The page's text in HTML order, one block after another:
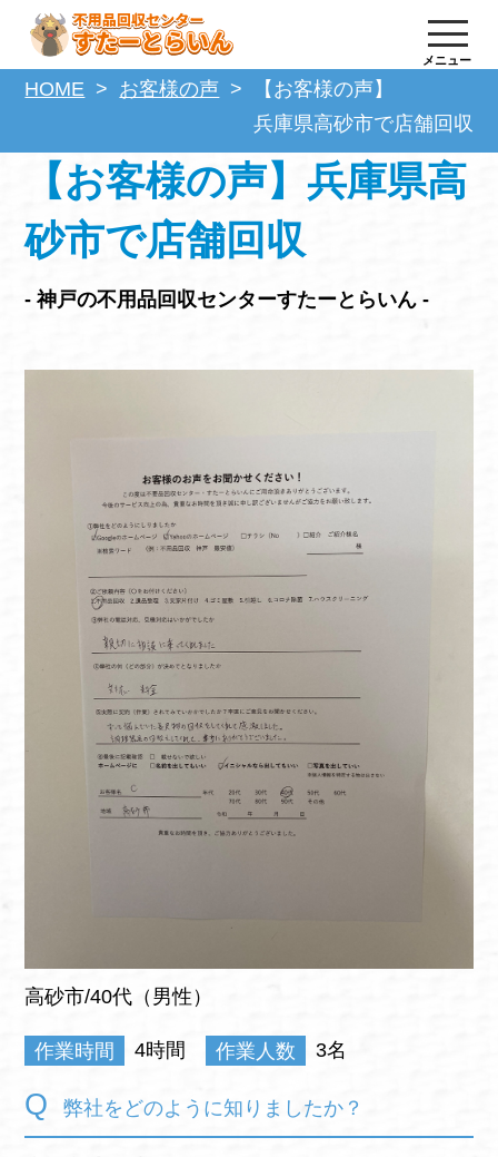
メニュー
HOME お客様の声
【お客様の声】
兵庫県高砂市で店舗回収
【お客様の声】兵庫県高
砂市で店舗回収
- 神戸の不用品回収センターすたーとらいん -
高砂市/40代（男性）
作業時間 4時間 作業人数 3名
弊社をどのように知りましたか？